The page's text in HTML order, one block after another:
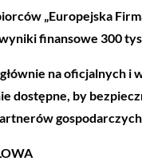
„Europejska
finansowe 300
na oficjalnych
dostępne, by
gospodarczych.